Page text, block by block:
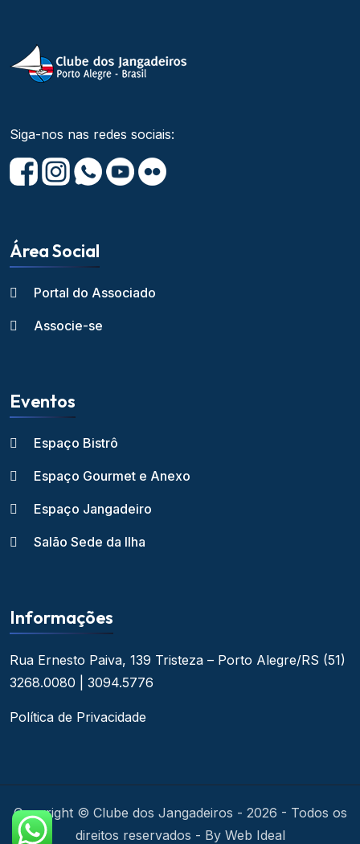
Siga-nos nas redes sociais:
Área Social
Portal do Associado
Associe-se
Eventos
Espaço Bistrô
Espaço Gourmet e Anexo
Espaço Jangadeiro
Salão Sede da Ilha
Informações
Rua Ernesto Paiva, 139 Tristeza – Porto Alegre/RS (51)
3268.0080 | 3094.5776
Política de Privacidade
Copyright © Clube dos Jangadeiros - 2026 - Todos os
direitos reservados - By Web Ideal